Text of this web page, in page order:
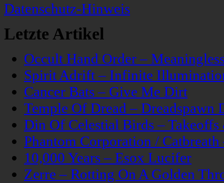
Datenschutz-Hinweis
Letzte Artikel
Occult Hand Order –
Spirit Adrift – Infinite
Cancer Bats – Give Me Dirt
Temple Of Dread – Dreadspawn
Din Of Celestial Birds –
Phantom Corporation /
10,000 Years – Esox Lucifer
Zerre – Rotting On A Golden